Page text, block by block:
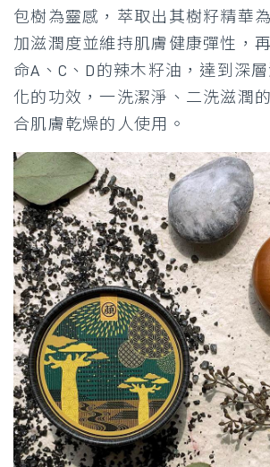
包樹為靈感，萃取出其樹籽精華
加滋潤度並維持肌膚健康彈性，
命A、C、D的辣木籽油，達到深
化的功效，一洗潔淨、二洗滋潤
合肌膚乾燥的人使用。